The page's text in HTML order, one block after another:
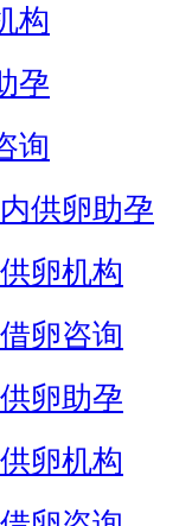
构
孕
询
供卵助孕
卵机构
卵咨询
卵助孕
卵机构